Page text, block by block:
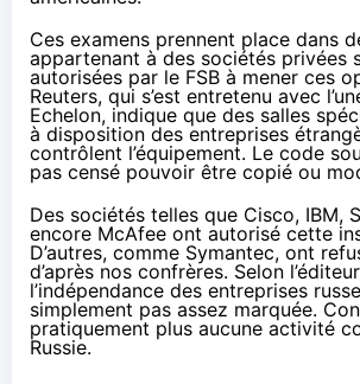
Ces examens prennent place dans
appartenant à des sociétés privées
autorisées par le FSB à mener ces
Reuters, qui s’est entretenu avec
Echelon, indique que des salles
à disposition des entreprises
contrôlent l’équipement. Le code
pas censé pouvoir être copié ou
Des sociétés telles que Cisco, IBM,
encore McAfee ont autorisé cette
D’autres, comme Symantec, ont
d’après nos confrères. Selon
l’indépendance des entreprises
simplement pas assez marquée.
pratiquement plus aucune activité
Russie.